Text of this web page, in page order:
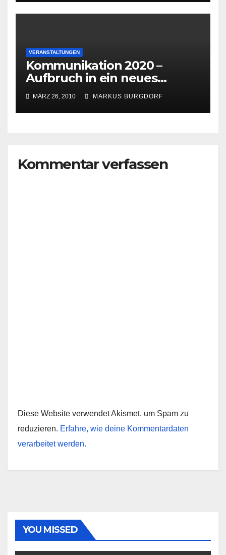
VERANSTALTUNGEN
Kommunikation 2020 –
Aufbruch in ein neues
Informationszeitalter?
MÄRZ 26, 2010 MARKUS BURGDORF
Kommentar verfassen
Diese Website verwendet Akismet, um Spam zu
reduzieren. Erfahre, wie deine Kommentardaten
verarbeitet werden.
YOU MISSED